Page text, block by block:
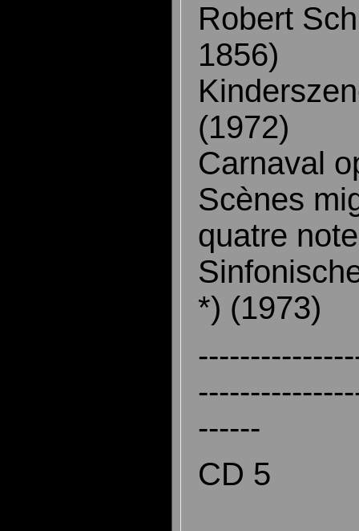
Robert
1856)
(1972)
Carnaval
Scènes
quatre
*) (1973)
------
CD 5